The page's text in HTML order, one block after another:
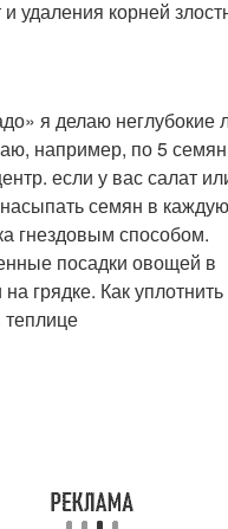
удаления корней
я делаю неглубокие
например, по 5
если у вас салат
семян в
гнездовым способом.